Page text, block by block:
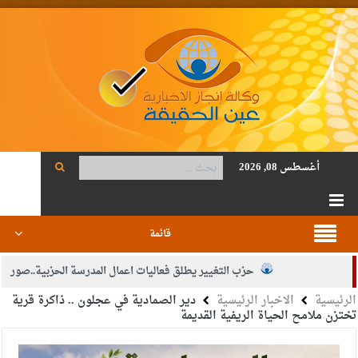
أغسطس 08, 2026
قائمة
حزب التغيير يطلق فعاليات اعمال المدرسة الحزبية..صور
الجيش يفتح باب التجنيد لحملة البكالوريوس في الحقوق والقانون
الرئيسية الاخبار الرئيسية دير الصمادية في عجلون .. ذاكرة قرية
تختزن ملامح الحياة الريفية القديمة